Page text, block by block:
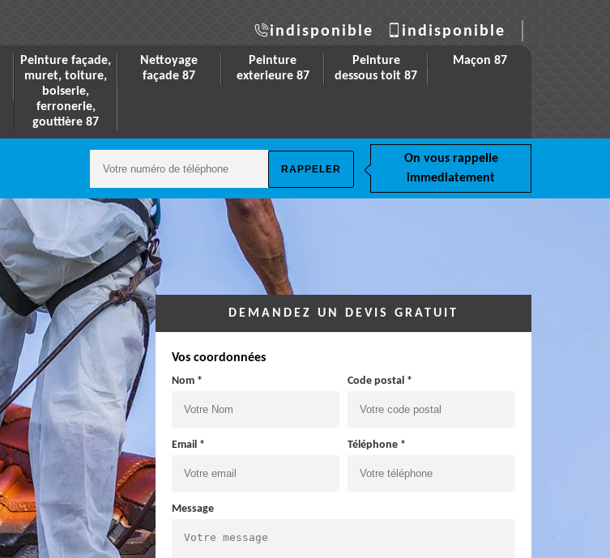
indisponible indisponible
Peinture façade,
muret, toiture,
boiserie,
ferronerie,
gouttière 87
Nettoyage
façade 87
Peinture
exterieure 87
Peinture
dessous toit 87
Maçon 87
On vous rappelle
immediatement
DEMANDEZ UN DEVIS GRATUIT
Vos coordonnées
Nom * Code postal *
Email * Téléphone *
Message